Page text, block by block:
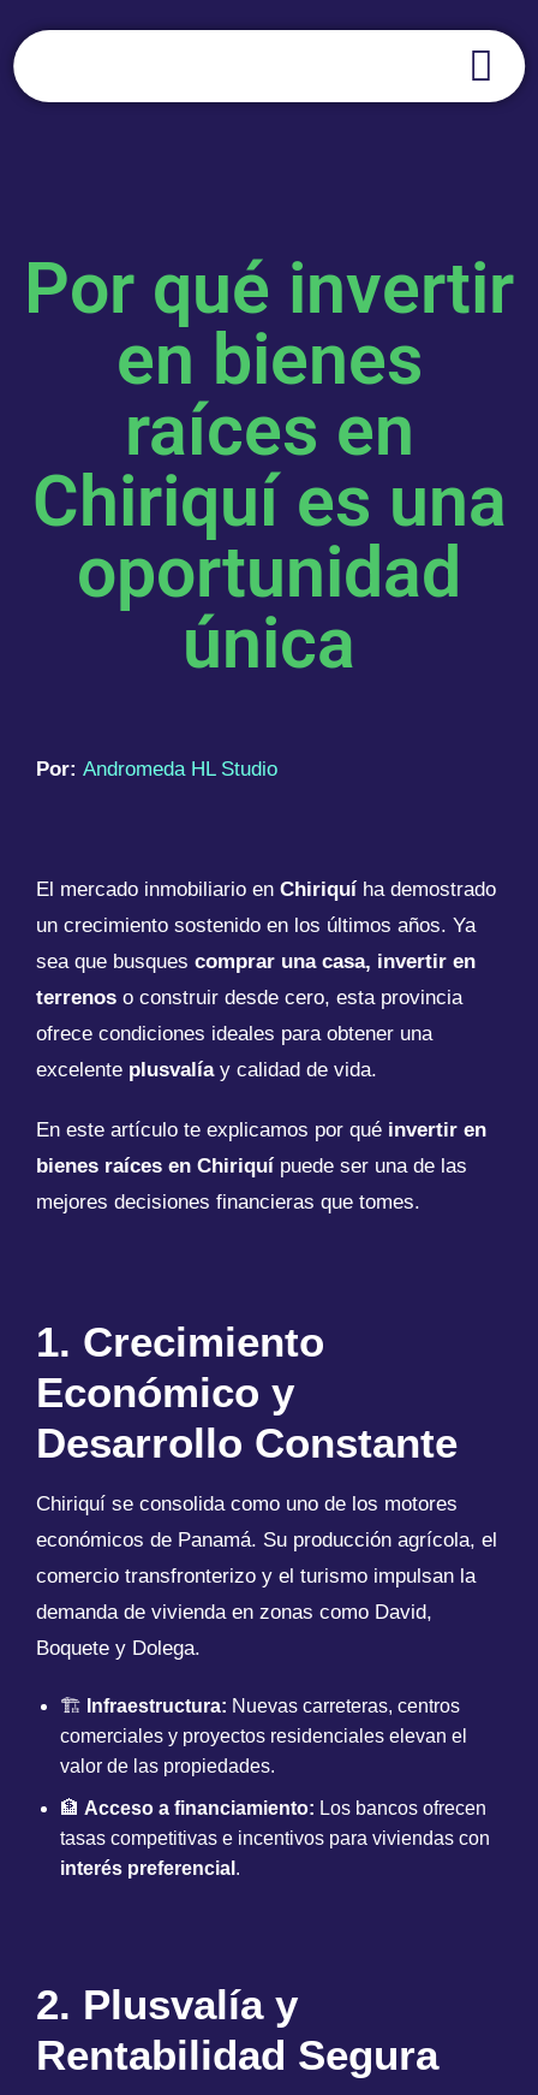
Por qué invertir
en bienes
raíces en
Chiriquí es una
oportunidad
única
Por: Andromeda HL Studio
El mercado inmobiliario en Chiriquí ha demostrado
un crecimiento sostenido en los últimos años. Ya
sea que busques comprar una casa, invertir en
terrenos o construir desde cero, esta provincia
ofrece condiciones ideales para obtener una
excelente plusvalíay calidad de vida.
En este artículo te explicamos por qué invertir en
bienes raíces en Chiriquí puede ser una de las
mejores decisiones financieras que tomes.
1. Crecimiento
Económico y
Desarrollo Constante
Chiriquí se consolida como uno de los motores
económicos de Panamá. Su producción agrícola, el
comercio transfronterizo y el turismo impulsan la
demanda de vivienda en zonas como David,
Boquete y Dolega.
🏗 Infraestructura: Nuevas carreteras, centros
comerciales y proyectos residenciales elevan el
valor de las propiedades.
🏦 Acceso a financiamiento: Los bancos ofrecen
tasas competitivas e incentivos para viviendas con
interés preferencial .
2. Plusvalía y
Rentabilidad Segura